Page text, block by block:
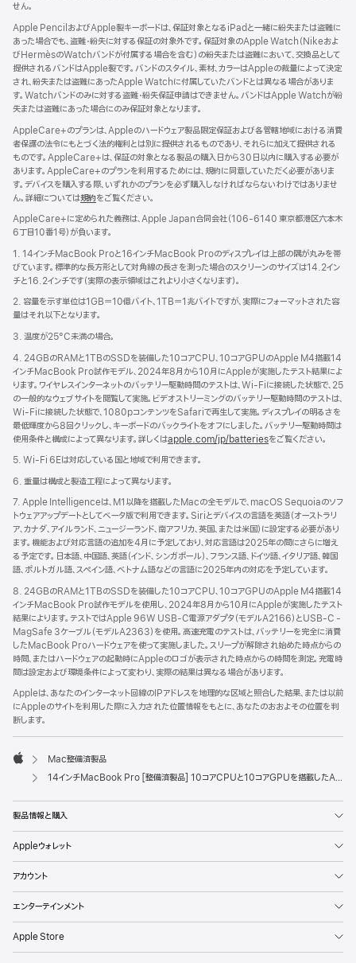
せん。
Apple PencilおよびApple製キーボードは、保証対象となるiPadと一緒に紛失または盗難に
あった場合でも、盗難・紛失に対する保証の対象外です。保証対象のApple Watch（Nikeおよ
びHermèsのWatchバンドが付属する場合を含む）の紛失または盗難において、交換品として
提供されるバンドはApple製です。バンドのスタイル、素材、カラーはAppleの裁量によって決定
され、紛失または盗難にあったApple Watchに付属していたバンドとは異なる場合がありま
す。Watchバンドのみに対する盗難・紛失保証申請はできません。バンドはApple Watchが紛
失または盗難にあった場合にのみ保証対象となります。
AppleCare+のプランは、Appleのハードウェア製品限定保証および各管轄地域における消費
者保護の法令にもとづく法的権利とは別に提供されるものであり、それらに加えて提供される
ものです。AppleCare+は、保証の対象となる製品の購入日から30日以内に購入する必要が
あります。AppleCare+のプランを利用するためには、規約に同意していただく必要がありま
す。デバイスを購入する際、いずれかのプランを必ず購入しなければならないわけではありませ
ん。詳細については規約（新
ウ
イ
ン
ド
ウ
開
き
ま
をご覧ください。
AppleCare+に定められた義務は、Apple Japan合同会社（106-6140 東京都港区六本木
6丁目10番1号）が負いま す 。
1. 14インチMacBook Proと16インチMacBook Proのディスプレイは上部の隅が丸みを帯
びています。標準的な長方形として対角線の長さを測った場合のスクリーンのサイズは14.2イン
チと16.2インチです（実際の表示領域はこれより小さくなります）。
2. 容量を示す単位は1GB＝10億バイト、1TB＝1兆バイトですが、実際にフォーマットされた容
量はそれ以下となります。
3. 温度が25°C未満の場合。
4. 24GBのRAMと1TBのSSDを装備した10コアCPU、10コアGPUのApple M4搭載14
インチMacBook Pro試作モデル、2024年8月から10月にAppleが実施したテスト結果によ
ります。ワイヤレスインターネットのバッテリー駆動時間のテストは、Wi-Fiに接続した状態で、25
の一般的なウェブサイトを閲覧して実施。ビデオストリーミングのバッテリー駆動時間のテストは、
Wi-Fiに接続した状態で、1080pコンテンツをSafariで再生して実施。ディスプレイの明るさを
最低輝度から8回クリックし、キーボードのバックライトをオフにしました。バッテリー駆動時間は
使用条件と構成によって異なります。詳しくはapple.com/jp/batteriesをご覧ください。
5. Wi-Fi 6Eは対応している国と地域で利用できます。
6. 重量は構成と製造工程によって異なります。
7. Apple Intelligenceは、M1以降を搭載したMacの全モデルで、macOS Sequoiaのソフ
トウェアアップデートとしてベータ版で利用できます。Siriとデバイスの言語を英語（オーストラリ
ア、カナダ、アイルランド、ニュージーランド、南アフリカ、英国、または米国）に設定する必要があり
ます。機能および対応言語の追加を4月に予定しており、対応言語は2025年の間にさらに増え
る予定です。日本語、中国語、英語（インド、シンガポール）、フランス語、ドイツ語、イタリア語、韓国
語、ポルトガル語、スペイン語、ベトナム語などの言語に2025年内の対応を予定していま す 。
8. 24GBのRAMと1TBのSSDを装備した10コアCPU、10コアGPUのApple M4搭載14
インチMacBook Pro試作モデルを使用し、2024年8月から10月にAppleが実施したテスト
結果によります。テストではApple 96W USB-C電源アダプタ（モデルA2166）とUSB-C -
MagSafe 3ケーブル（モデルA2363）を使用。高速充電のテストは、バッテリーを完全に消費
したMacBook Proハードウェアを使って実施しました。スリープが解除され始めた時点からの
時間、またはハードウェアの起動時にAppleのロゴが表示された時点からの時間を測定。充電時
間は設定および環境条件によって変わり、実際の結果は異なる場合があります。
Appleは、あなたのインターネット回線のIPアドレスを地理的な区域と照合した結果、または以前
にAppleのサイトを利用した際に入力された位置情報をもとに、あなたのおおよその位置を判
断します。
Apple
Mac整備済製品
14インチMacBook Pro [整備済製品] 10コアCPUと10コアGPUを搭載したApple M4 チップ、Nano-textureディスプレイ - シルバー
製品情報と購入
Appleウォレット
アカウント
エンターテインメント
Apple Store